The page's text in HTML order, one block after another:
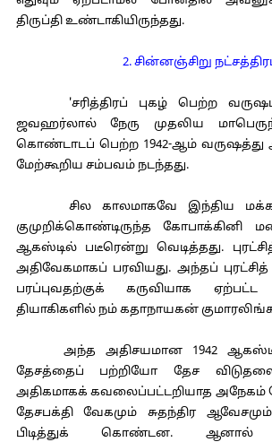
திருப்தி உண்டாகியிருந்தது.
2. சின்னஞ்சிறு
'சரித்திரப் புகழ் பெற்ற
ஜவஹர்லால் நேரு முதலிய
கொண்டாடப் பெற்ற 1942-ஆம் வருஷத்து
மேற்கூறிய சம்பவம் நடந்தது.
சில காலமாகவே இந்திய
குமுறிக்கொண்டிருந்த கோபாக்கினி
ஆகஸ்டில் படீரென்று வெடித்தது.
அதிவேகமாகப் பரவியது. அந்தப்
பரப்புவதற்குக் கருவியாக
தியாகிகளில் நம் கதாநாயகன்
அந்த அதிசயமான 1942
தேசத்தைப் பற்றியோ தேச
அதிகமாகக் கவலைப்பட்டறியாத அநேகம்
தேசபக்தி வேகமும் சுதந்திர ஆவேசமும்
பிடித்துக் கொண்டன. ஆனால்